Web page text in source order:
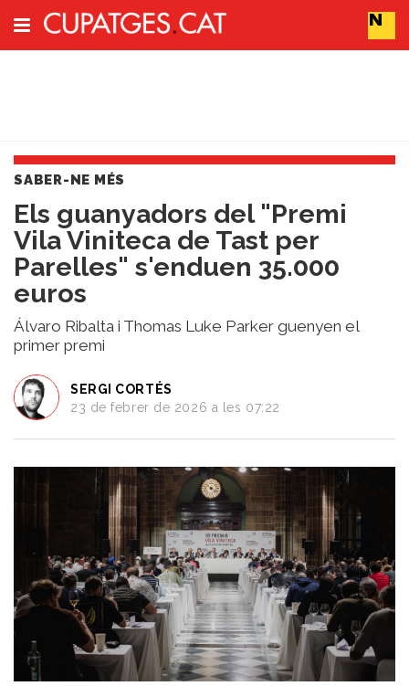
Cerca
Vins
Naturals
Actualitat
Líders
del
canvi
Impacte
Sostenibilitat
Tendències
del
Vi
Turisme
Saber-
ne
més
Vins
i
Receptes
de
SABER-NE MÉS
Els guanyadors del "Premi
Vila Viniteca de Tast per
Parelles" s'enduen 35.000
euros
Álvaro Ribalta i Thomas Luke Parker guenyen el
primer premi
SERGI CORTÉS
23 de febrer de 2026 a les 07:22